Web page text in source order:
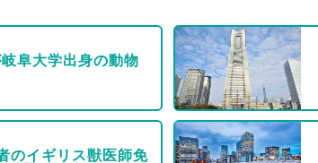
阜大学出身の動物
のイギリス獣医師免